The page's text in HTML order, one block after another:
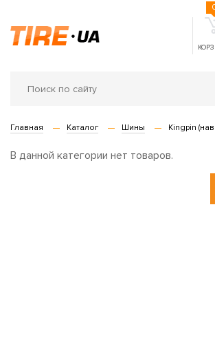
Главная Каталог Шины Kingpin
В данной категории нет товаров.